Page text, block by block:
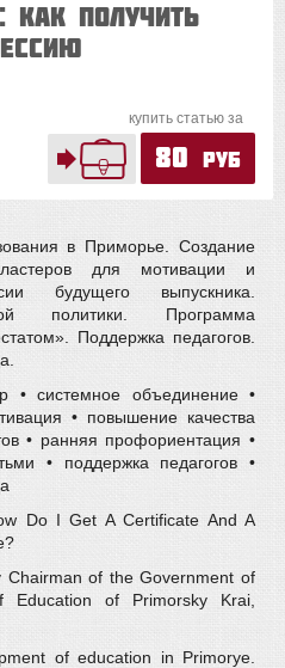
как получить
купить статью за
80 руб
в Приморье. Создание
для мотивации и
будущего выпускника.
политики. Программа
Поддержка педагогов.
• системное объединение •
• повышение качества
• ранняя профориентация •
• поддержка педагогов •
Do I Get A Certificate And A
Chairman of the Government of
Education of Primorsky Krai,
of education in Primorye.